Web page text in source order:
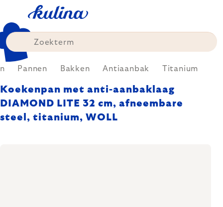
content
Pannen Bakken Antiaanbak Titanium
Koekenpan met anti-aanbaklaag
DIAMOND LITE 32 cm, afneembare
steel, titanium, WOLL